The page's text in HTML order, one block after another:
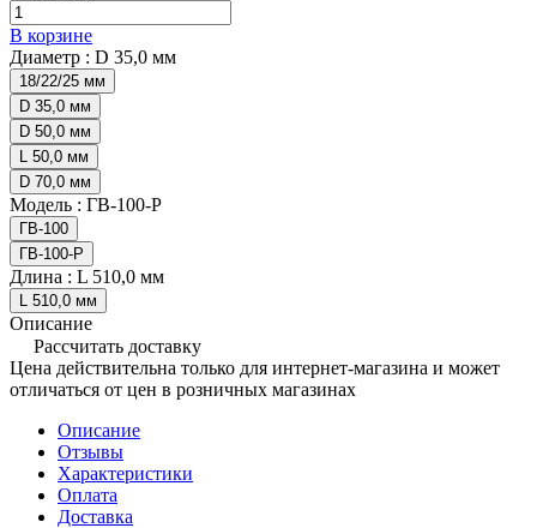
В корзине
Диаметр : D 35,0 мм
18/22/25 мм
D 35,0 мм
D 50,0 мм
L 50,0 мм
D 70,0 мм
Модель : ГВ-100-Р
ГВ-100
ГВ-100-Р
Длина : L 510,0 мм
L 510,0 мм
Описание
Рассчитать доставку
Цена действительна только для интернет-магазина и может
отличаться от цен в розничных магазинах
Описание
Отзывы
Характеристики
Оплата
Доставка